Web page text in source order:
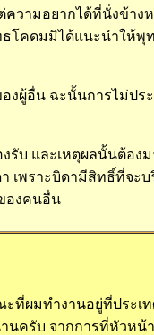
ความอยากได้ที่นั่งข้าง
ธโคดมมิได้แนะนำให้พุ
งผู้อื่น ฉะนั้นการไม่ปร
บ และเหตุผลนั้นต้องม
เพราะบิดามีสิทธิ์ที่จะบ
องคนอื่น
ที่ผมทำงานอยู่ที่ประเ
นครับ จากการที่หัวหน้